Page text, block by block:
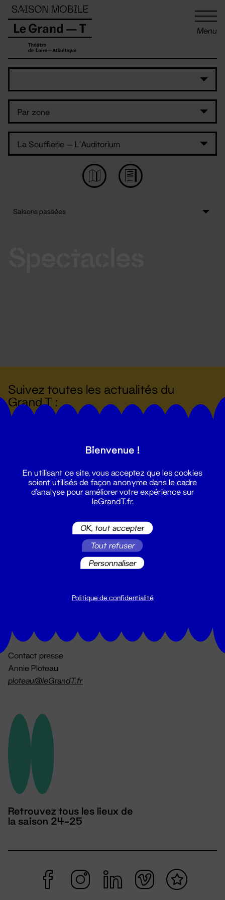
Menu
Suivez toutes les actualités du
Grand T :
billetterie@leGrandT.fr
Contact presse
Annie Ploteau
ploteau@leGrandT.fr
Retrouvez tous les lieux de
la saison 24-25
Panneau de gestion des cookies
Bienvenue !
En utilisant ce site, vous acceptez que les cookies
soient utilisés de façon anonyme dans le cadre
d'analyse pour améliorer votre expérience sur
leGrandT.fr.
OK, tout accepter
Tout refuser
Personnaliser
Politique de confidentialité